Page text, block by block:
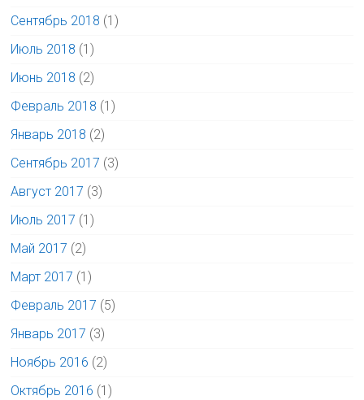
Сентябрь 2018 (1)
Июль 2018 (1)
Июнь 2018 (2)
Февраль 2018 (1)
Январь 2018 (2)
Сентябрь 2017 (3)
Август 2017 (3)
Июль 2017 (1)
Май 2017 (2)
Март 2017 (1)
Февраль 2017 (5)
Январь 2017 (3)
Ноябрь 2016 (2)
Октябрь 2016 (1)